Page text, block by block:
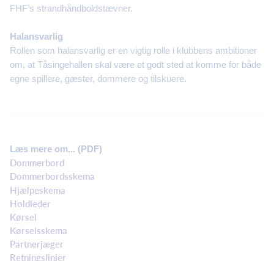
FHF’s strandhåndboldstævner.
Halansvarlig
Rollen som halansvarlig er en vigtig rolle i klubbens ambitioner
om, at Tåsingehallen skal være et godt sted at komme for både
egne spillere, gæster, dommere og tilskuere.
Læs mere om... (PDF)
Dommerbord
Dommerbordsskema
Hjælpeskema
Holdleder
Kørsel
Kørselsskema
Partnerjæger
Retningslinjer